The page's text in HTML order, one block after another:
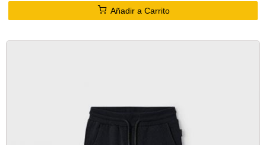
Añadir a Carrito